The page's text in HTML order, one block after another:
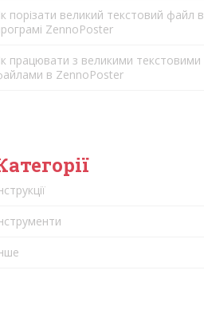
порізати великий текстовий файл в
ZennoPoster
працювати з великими текстовими
в ZennoPoster